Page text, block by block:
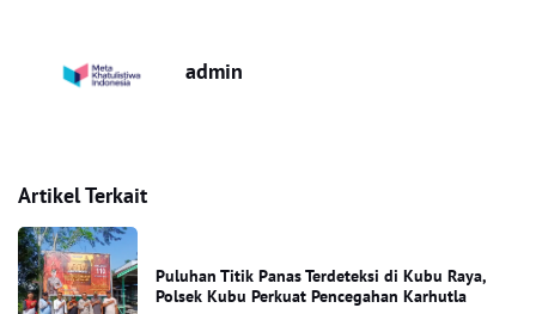
admin
Artikel Terkait
Puluhan Titik Panas Terdeteksi di Kubu Raya,
Polsek Kubu Perkuat Pencegahan Karhutla